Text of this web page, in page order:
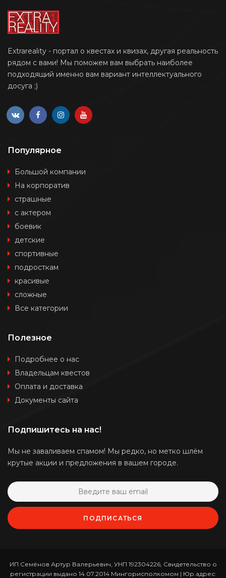
Extrareality - портал о квестах и квизах, другая реальность
рядом с вами! Мы поможем вам выбрать наиболее
подходящий именно вам вариант интеллектуального
досуга ;)
Популярное
Большой компании
На корпоратив
страшные
с актером
боевик
детские
спортивные
подросткам
красивые
сложные
Все категории
Полезное
Подробнее о нас
Владельцам квестов
Оплата и доставка
Документы сайта
Подпишитесь на нас!
Мы не заваливаем спамом! Мы редко, но метко шлём
крутые акции и предложения в вашем городе.
ПОДПИСАТЬСЯ
ИП Семёнов Артур Валерьевич, УНП 192304226, Свидетельство о
регистрации выдано 14.07.2014 Мингорисполкомом | Юр.адрес: